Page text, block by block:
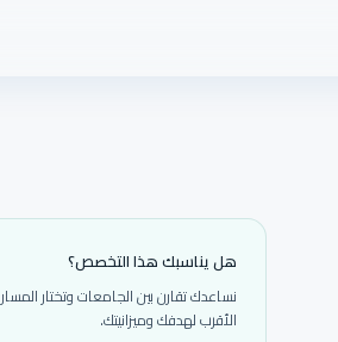
هل يناسبك هذا التخصص؟
نساعدك تقارن بين الجامعات وتختار المسار
الأقرب لهدفك وميزانيتك.